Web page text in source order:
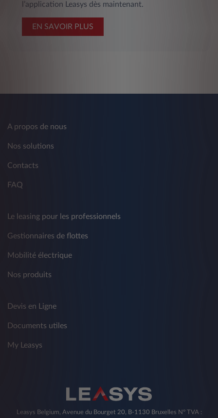
l’application Leasys dès maintenant.
EN SAVOIR PLUS
A propos de nous
Nos solutions
Contacts
FAQ
Le leasing pour les professionnels
Gestionnaires de flottes
Mobilité électrique
Nos produits
Devis en Ligne
Documents utiles
My Leasys
Leasys Belgium, Avenue du Bourget 20, B-1130 Bruxelles N° TVA :